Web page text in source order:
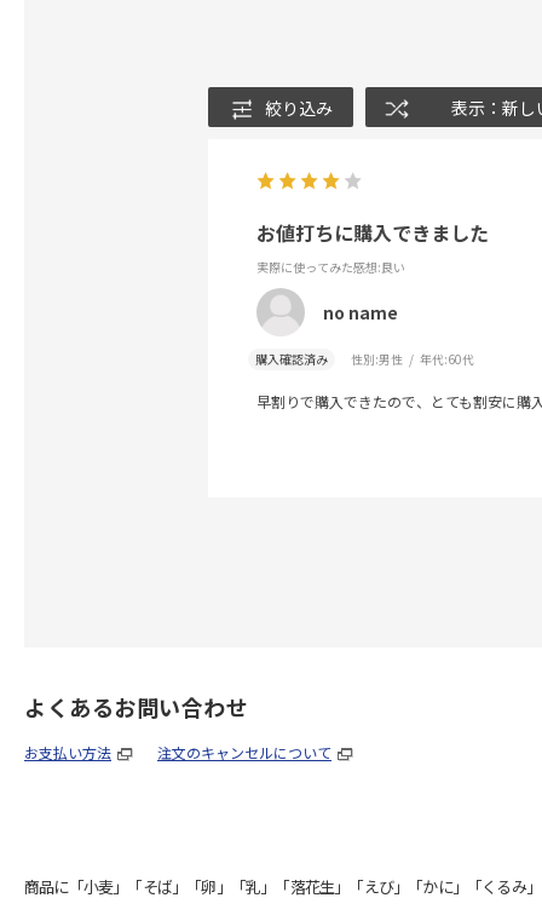
絞り込み 表示：新し
お値打ちに購入できました
実際に使ってみた感想:良い
no name
購入確認済み 性別:男性 年代:60代
早割りで購入できたので、とても割安に購
よくあるお問い合わせ
お支払い方法 注文のキャンセルについて
商品に「小麦」「そば」「卵」「乳」「落花生」「えび」「かに」「くるみ